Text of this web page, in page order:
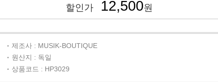
할인가 12,500원
제조사 : MUSIK-BOUTIQUE
원산지 : 독일
상품코드 : HP3029